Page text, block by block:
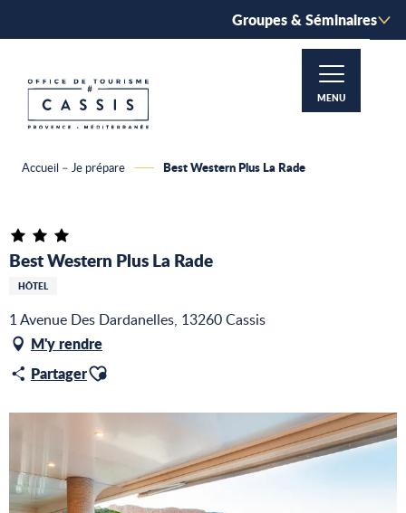
principal
Groupes & Séminaires
MENU
Accueil – Je prépare Best Western Plus La Rade
Best Western Plus La Rade
HÔTEL
1 Avenue Des Dardanelles, 13260 Cassis
M'y rendre
PartagerAjouter aux favoris